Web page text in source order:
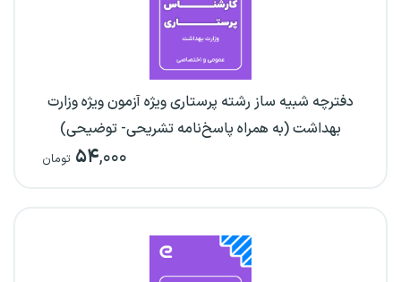
دفترچه شبیه ساز رشته پرستاری ویژه آزمون ویژه وزارت
بهداشت (به همراه پاسخ‌نامه تشریحی- توضیحی)
۵۴,۰۰۰ تومان